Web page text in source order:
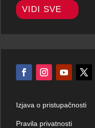
VIDI SVE
Izjava o pristupačnosti
Pravila privatnosti